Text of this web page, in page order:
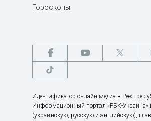
Гороскопы
Идентификатор онлайн-медиа в Реестре
Информационный портал «РБК-Украина»
(украинскую, русскую и английскую),